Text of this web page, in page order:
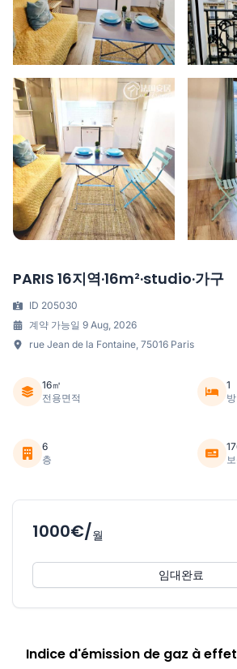
PARIS 16지역·16m²·studio·가구
ID 205030
계약 가능일 9 Aug, 2026
rue Jean de la Fontaine, 75016 Paris
16㎡
전용면적
1
6
층
1000€/월
임대완료
Indice d'émission de gaz à